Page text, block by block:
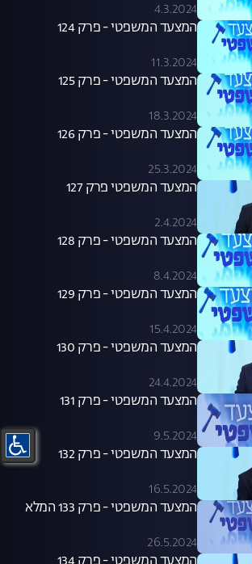
4.3.2024
המצעד המשפטי - פרק 124
11.3.2024
המצעד המשפטי - פרק 125
18.3.2024
המצעד המשפטי - פרק 126
25.3.2024
המצעד המשפטי פרק 127
2.4.2024
המצעד המשפטי - פרק 128
8.4.2024
המצעד המשפטי - פרק 129
15.4.2024
המצעד המשפטי - פרק 130
24.4.2024
המצעד המשפטי - פרק 131
9.5.2024
המצעד המשפטי - פרק 132
16.5.2024
המצעד המשפטי - פרק 133 המלא
26.5.2024